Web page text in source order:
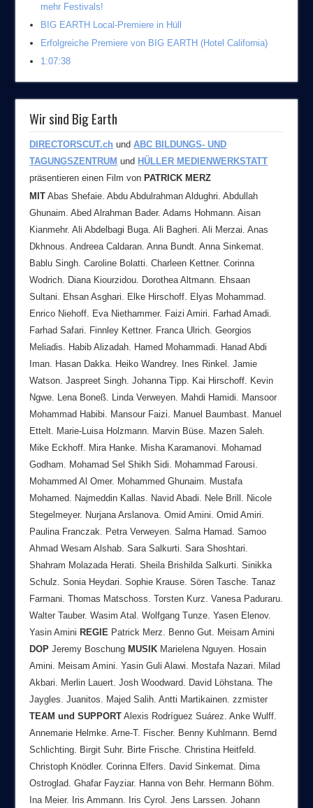
mehr Festivals!
BIG EARTH Local-Premiere in Hüll
Erfolgreiche Premiere von BIG EARTH (Hotel California)
1:07:38
Wir sind Big Earth
DIRECTORSCUT.ch undABC BILDUNGS- UND
TAGUNGSZENTRUM und HÜLLER MEDIENWERKSTATT
präsentieren einen Film vonPATRICK MERZ
MIT Abas Shefaie. Abdu Abdulrahman Aldughri. Abdullah
Ghunaim. Abed Alrahman Bader. Adams Hohmann. Aisan
Kianmehr. Ali Abdelbagi Buga. Ali Bagheri. Ali Merzai. Anas
Dkhnous. Andreea Caldaran. Anna Bundt. Anna Sinkemat.
Bablu Singh. Caroline Bolatti. Charleen Kettner. Corinna
Wodrich. Diana Kiourzidou. Dorothea Altmann. Ehsaan
Sultani. Ehsan Asghari. Elke Hirschoff. Elyas Mohammad.
Enrico Niehoff. Eva Niethammer. Faizi Amiri. Farhad Amadi.
Farhad Safari. Finnley Kettner. Franca Ulrich. Georgios
Meliadis. Habib Alizadah. Hamed Mohammadi. Hanad Abdi
Iman. Hasan Dakka. Heiko Wandrey. Ines Rinkel. Jamie
Watson. Jaspreet Singh. Johanna Tipp. Kai Hirschoff. Kevin
Ngwe. Lena Boneß. Linda Verweyen. Mahdi Hamidi. Mansoor
Mohammad Habibi. Mansour Faizi. Manuel Baumbast. Manuel
Ettelt. Marie-Luisa Holzmann. Marvin Büse. Mazen Saleh.
Mike Eckhoff. Mira Hanke. Misha Karamanovi. Mohamad
Godham. Mohamad Sel Shikh Sidi. Mohammad Farousi.
Mohammed Al Omer. Mohammed Ghunaim. Mustafa
Mohamed. Najmeddin Kallas. Navid Abadi. Nele Brill. Nicole
Stegelmeyer. Nurjana Arslanova. Omid Amini. Omid Amiri.
Paulina Franczak. Petra Verweyen. Salma Hamad. Samoo
Ahmad Wesam Alshab. Sara Salkurti. Sara Shoshtari.
Shahram Molazada Herati. Sheila Brishilda Salkurti. Sinikka
Schulz. Sonia Heydari. Sophie Krause. Sören Tasche. Tanaz
Farmani. Thomas Matschoss. Torsten Kurz. Vanesa Paduraru.
Walter Tauber. Wasim Atal. Wolfgang Tunze. Yasen Elenov.
Yasin AminiREGIE Patrick Merz. Benno Gut. Meisam Amini
DOP Jeremy BoschungMUSIK Marielena Nguyen. Hosain
Amini. Meisam Amini. Yasin Guli Alawi. Mostafa Nazari. Milad
Akbari. Merlin Lauert. Josh Woodward. David Löhstana. The
Jaygles. Juanitos. Majed Salih. Antti Martikainen. zzmister
TEAM und SUPPORT Alexis Rodríguez Suárez. Anke Wulff.
Annemarie Helmke. Arne-T. Fischer. Benny Kuhlmann. Bernd
Schlichting. Birgit Suhr. Birte Frische. Christina Heitfeld.
Christoph Knödler. Corinna Elfers. David Sinkemat. Dima
Ostroglad. Ghafar Fayziar. Hanna von Behr. Hermann Böhm.
Ina Meier. Iris Ammann. Iris Cyrol. Jens Larssen. Johann